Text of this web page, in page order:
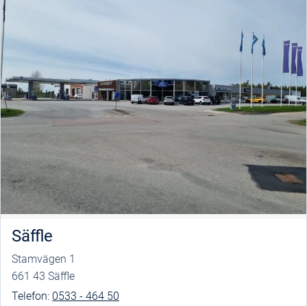
Säffle
Stamvägen 1
661 43 Säffle
Telefon: 0533 - 464 50